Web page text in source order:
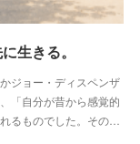
生きる。
ジョー・ディスペンザ
「自分が昔から感覚的
るものでした。その…